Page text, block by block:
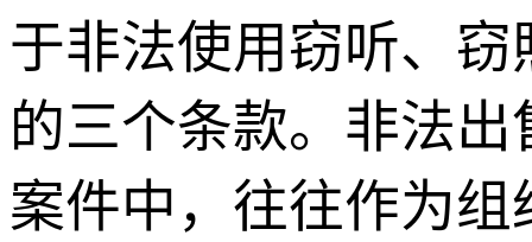
于非法使用窃听、
的三个条款。非法
案件中，往往作为